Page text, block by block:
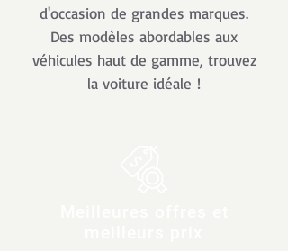
d'occasion de grandes marques.
Des modèles abordables aux
véhicules haut de gamme, trouvez
la voiture idéale !